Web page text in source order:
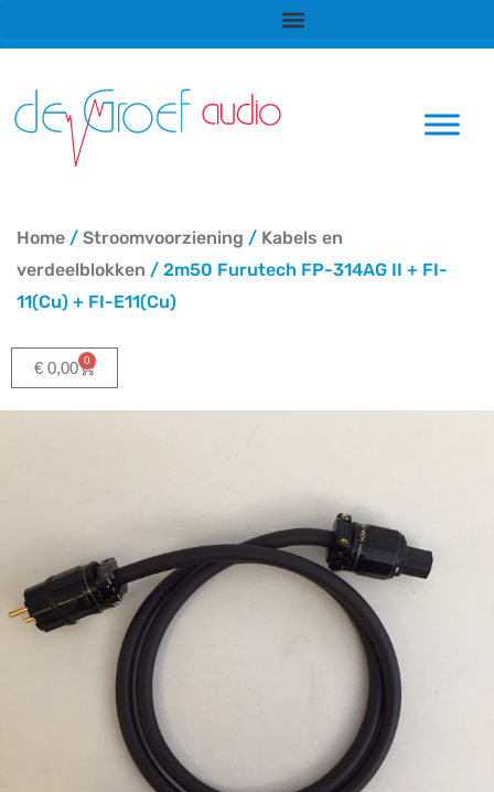
naar
inhoud
Home / Stroomvoorziening / Kabels en
verdeelblokken / 2m50 Furutech FP-314AG II + FI-
11(Cu) + FI-E11(Cu)
€ 0,00 0
Winkelwagen